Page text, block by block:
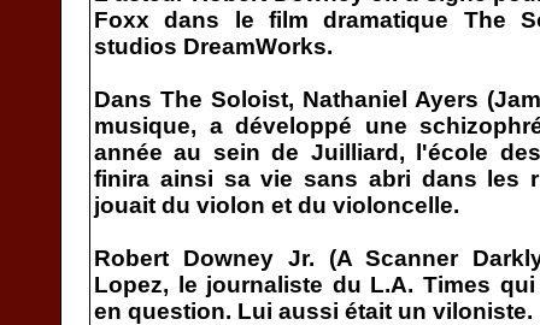
Foxx dans le film dramatique The
studios DreamWorks.
Dans The Soloist, Nathaniel Ayers
musique, a développé une
année au sein de Juilliard, l'école
finira ainsi sa vie sans abri dans les
jouait du violon et du violoncelle.
Robert Downey Jr. (A Scanner
Lopez, le journaliste du L.A. Times
en question. Lui aussi était un viloniste.